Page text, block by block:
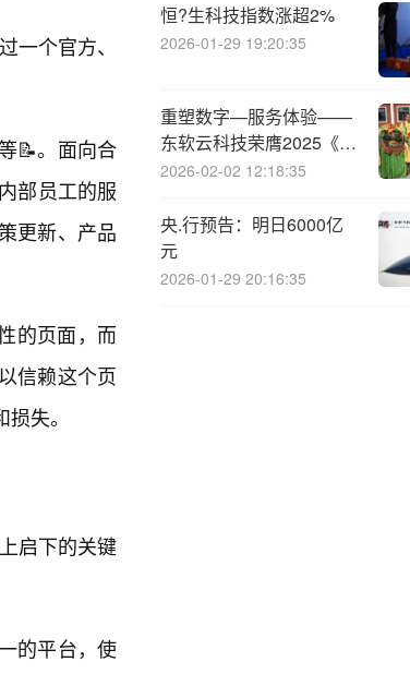
一个官方、
📝。面向合
部员工的服
更新、产品
的页面，而
信赖这个页
失。
启下的关键
的平台，使
恒?生科技指数涨超2%
2026-01-29 19:20:35
重塑数字—服务体验——
东软云科技荣膺2025《财
富》中国最佳设计榜
2026-02-02 12:18:35
央.行预告：明日6000亿
元
2026-01-29 20:16:35